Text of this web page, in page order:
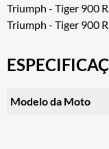
Triumph - Tiger 900
Triumph - Tiger 900
Modelo da Moto